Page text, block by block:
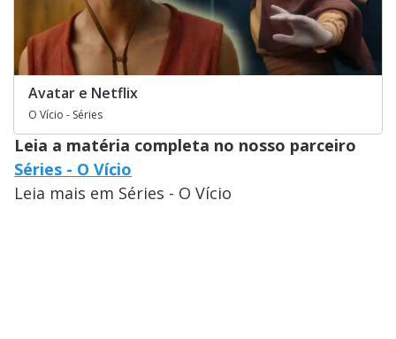
Avatar e Netflix
O Vício - Séries
Leia a matéria completa no nosso parceiro
Séries - O Vício
Leia mais em Séries - O Vício